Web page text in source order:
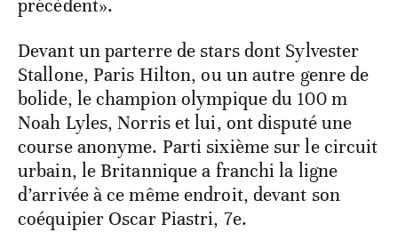
précèdent».
Devant un parterre de stars dont Sylvester
Stallone, Paris Hilton, ou un autre genre de
bolide, le champion olympique du 100 m
Noah Lyles, Norris et lui, ont disputé une
course anonyme. Parti sixième sur le circuit
urbain, le Britannique a franchi la ligne
d’arrivée à ce même endroit, devant son
coéquipier Oscar Piastri, 7e.